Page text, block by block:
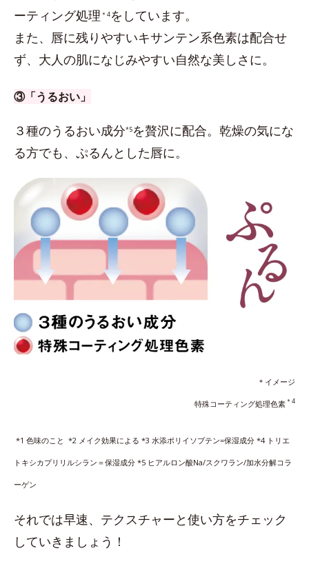
ーティング処理 ＊4をしています。
また、唇に残りやすいキサンテン系色素は配合せ
ず、大人の肌になじみやすい自然な美しさに。
③「うるおい」
３種のうるおい成分*5を贅沢に配合。乾燥の気にな
る方でも、ぷるんとした唇に。
＊イメージ
特殊コーティング処理色素＊4
*1 色味のこと *2 メイク効果による *3 水添ポリイソブテン=保湿成分 *4 トリエ
トキシカプリリルシラン＝保湿成分 *5 ヒアルロン酸Na/スクワラン/加水分解コラ
ーゲン
それでは早速、テクスチャーと使い方をチェック
していきましょう！